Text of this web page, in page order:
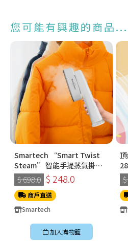
您可能有興趣的商品...
Smartech “Smart Twist
Steam” 智能手提蒸氣掛燙
機 (SS-8108)
$ 698.0 $ 248.0
商戶直送
Smartech
加入購物籃